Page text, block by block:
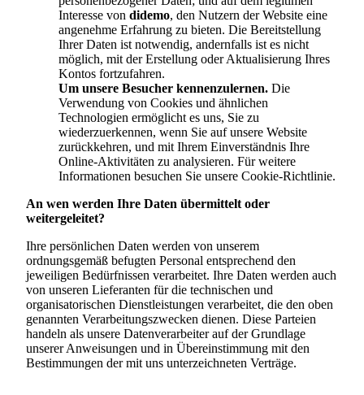
Interesse von didemo, den Nutzern der Website eine
angenehme Erfahrung zu bieten. Die Bereitstellung
Ihrer Daten ist notwendig, andernfalls ist es nicht
möglich, mit der Erstellung oder Aktualisierung Ihres
Kontos fortzufahren.
Um unsere Besucher kennenzulernen. Die
Verwendung von Cookies und ähnlichen
Technologien ermöglicht es uns, Sie zu
wiederzuerkennen, wenn Sie auf unsere Website
zurückkehren, und mit Ihrem Einverständnis Ihre
Online-Aktivitäten zu analysieren. Für weitere
Informationen besuchen Sie unsere Cookie-Richtlinie.
An wen werden Ihre Daten übermittelt oder
weitergeleitet?
Ihre persönlichen Daten werden von unserem
ordnungsgemäß befugten Personal entsprechend den
jeweiligen Bedürfnissen verarbeitet. Ihre Daten werden auch
von unseren Lieferanten für die technischen und
organisatorischen Dienstleistungen verarbeitet, die den oben
genannten Verarbeitungszwecken dienen. Diese Parteien
handeln als unsere Datenverarbeiter auf der Grundlage
unserer Anweisungen und in Übereinstimmung mit den
Bestimmungen der mit uns unterzeichneten Verträge.